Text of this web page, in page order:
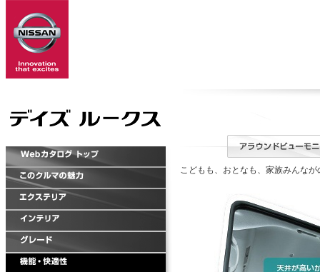
こどもも、おとなも、家族みんな